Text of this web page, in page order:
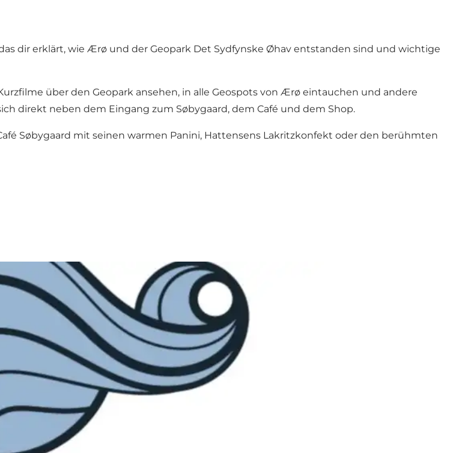
dir erklärt, wie Ærø und der Geopark Det Sydfynske Øhav entstanden sind und wichtige
über den Geopark ansehen, in alle Geospots von Ærø eintauchen und andere
direkt neben dem Eingang zum Søbygaard, dem Café und dem Shop.
Søbygaard mit seinen warmen Panini, Hattensens Lakritzkonfekt oder den berühmten